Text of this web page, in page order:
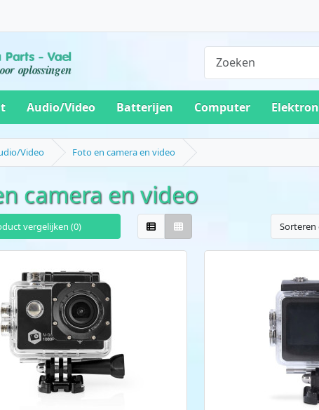
Audio/Video Batterijen Computer
Video Foto en camera en video
camera en video
vergelijken (0) Sorteren